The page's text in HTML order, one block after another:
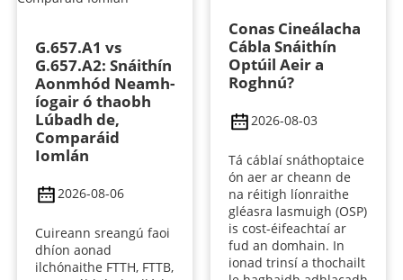
G.657.A1 vs
G.657.A2: Snáithín
Aonmhód Neamh-
íogair ó thaobh
Lúbadh de,
Comparáid
Iomlán
2026-08-06
Cuireann sreangú faoi
dhíon aonad
ilchónaithe FTTH, FTTB,
Conas Cineálacha
Cábla Snáithín
Optúil Aeir a
Roghnú?
2026-08-03
Tá cáblaí snáthoptaice
ón aer ar cheann de
na réitigh líonraithe
gléasra lasmuigh (OSP)
is cost-éifeachtaí ar
fud an domhain. In
ionad trinsí a thochailt